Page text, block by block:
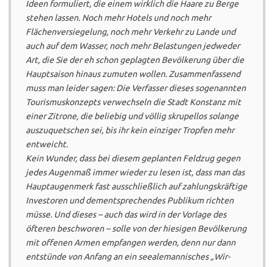
Ideen formuliert, die einem wirklich die Haare zu Berge
stehen lassen. Noch mehr Hotels und noch mehr
Flächenversiegelung, noch mehr Verkehr zu Lande und
auch auf dem Wasser, noch mehr Belastungen jedweder
Art, die Sie der eh schon geplagten Bevölkerung über die
Hauptsaison hinaus zumuten wollen. Zusammenfassend
muss man leider sagen: Die Verfasser dieses sogenannten
Tourismuskonzepts verwechseln die Stadt Konstanz mit
einer Zitrone, die beliebig und völlig skrupellos solange
auszuquetschen sei, bis ihr kein einziger Tropfen mehr
entweicht.
Kein Wunder, dass bei diesem geplanten Feldzug gegen
jedes Augenmaß immer wieder zu lesen ist, dass man das
Hauptaugenmerk fast ausschließlich auf zahlungskräftige
Investoren und dementsprechendes Publikum richten
müsse. Und dieses – auch das wird in der Vorlage des
öfteren beschworen – solle von der hiesigen Bevölkerung
mit offenen Armen empfangen werden, denn nur dann
entstünde von Anfang an ein seealemannisches „Wir-